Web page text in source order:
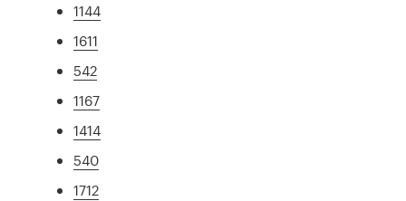
1144
1611
542
1167
1414
540
1712